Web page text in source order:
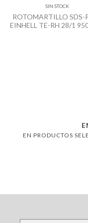
SIN STOCK
ROTOMARTILLO SDS-
EINHELL TE-RH 28/1
EN PRODUCTOS